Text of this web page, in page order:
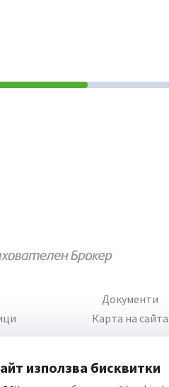
използва бисквитки
Документи
Карта на сайта